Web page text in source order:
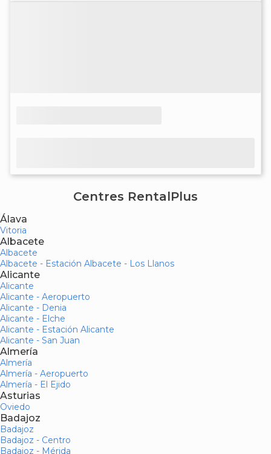
Centres RentalPlus
Álava
Vitoria
Albacete
Albacete
Albacete - Estación Albacete - Los Llanos
Alicante
Alicante
Alicante - Aeropuerto
Alicante - Denia
Alicante - Elche
Alicante - Estación Alicante
Alicante - San Juan
Almería
Almería
Almería - Aeropuerto
Almería - El Ejido
Asturias
Oviedo
Badajoz
Badajoz
Badajoz - Centro
Badajoz - Mérida